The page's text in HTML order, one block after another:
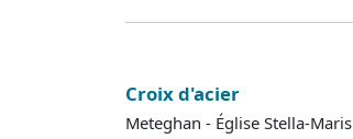
Croix d'acier
Meteghan - Église Stella-Maris